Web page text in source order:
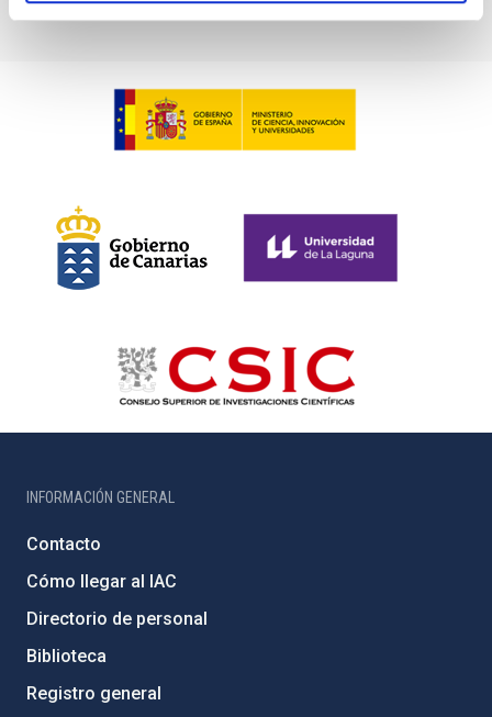
INFORMACIÓN GENERAL
Contacto
Cómo llegar al IAC
Directorio de personal
Biblioteca
Registro general